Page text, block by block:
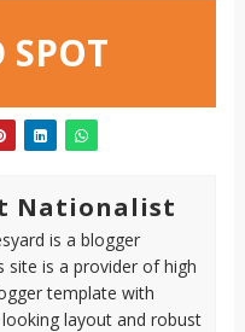
SPOT
Nationalist
is a blogger
site is a provider of high
template with
layout and robust